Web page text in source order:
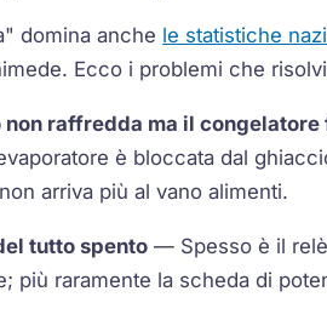
domina anche le statistiche
Ecco i problemi che
raffredda ma il congelatore
è bloccata dal
arriva più al vano alimenti.
tutto spento — Spesso è il
più raramente la scheda di